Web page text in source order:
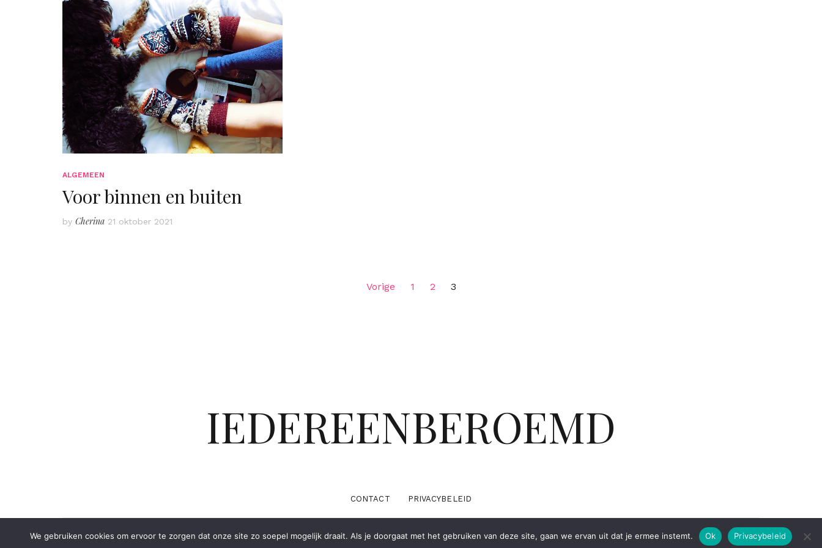
ALGEMEEN
Voor binnen en buiten
by Cherina 21 oktober 2021
Vorige 1 2 3
IEDEREENBEROEMD
CONTACT PRIVACYBELEID
Powered byWordPress | Theme:Caliby aThemes.
We gebruiken cookies om ervoor te zorgen dat onze site zo soepel mogelijk draait. Als je doorgaat met het gebruiken van deze site, gaan we ervan uit dat je ermee instemt. Ok Privacybeleid